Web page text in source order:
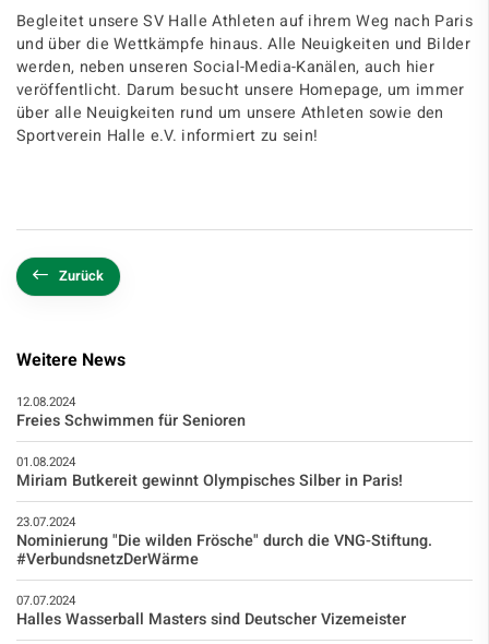
Begleitet unsere SV Halle Athleten auf ihrem Weg nach Paris
und über die Wettkämpfe hinaus. Alle Neuigkeiten und Bilder
werden, neben unseren Social-Media-Kanälen, auch hier
veröffentlicht. Darum besucht unsere Homepage, um immer
über alle Neuigkeiten rund um unsere Athleten sowie den
Sportverein Halle e.V. informiert zu sein!
Zurück
Weitere News
12.08.2024
Freies Schwimmen für Senioren
01.08.2024
Miriam Butkereit gewinnt Olympisches Silber in Paris!
23.07.2024
Nominierung "Die wilden Frösche" durch die VNG-Stiftung.
#VerbundsnetzDerWärme
07.07.2024
Halles Wasserball Masters sind Deutscher Vizemeister